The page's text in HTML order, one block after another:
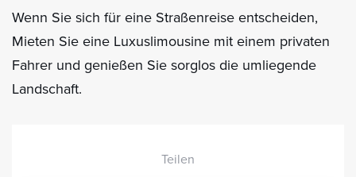
Wenn Sie sich für eine Straßenreise entscheiden,
Mieten Sie eine Luxuslimousine mit einem privaten
Fahrer und genießen Sie sorglos die umliegende
Landschaft.
Teilen